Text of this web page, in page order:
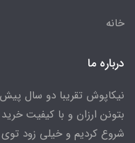
خانه
درباره ما
نیکاپوش تقریبا دو سال
بتونن ارزان و با کیفیت
شروع کردیم و خیلی زود توی